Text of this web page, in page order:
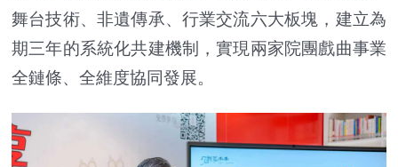
舞台技術、非遺傳承、行業交流六大板塊，建立為
期三年的系統化共建機制，實現兩家院團戲曲事業
全鏈條、全維度協同發展。